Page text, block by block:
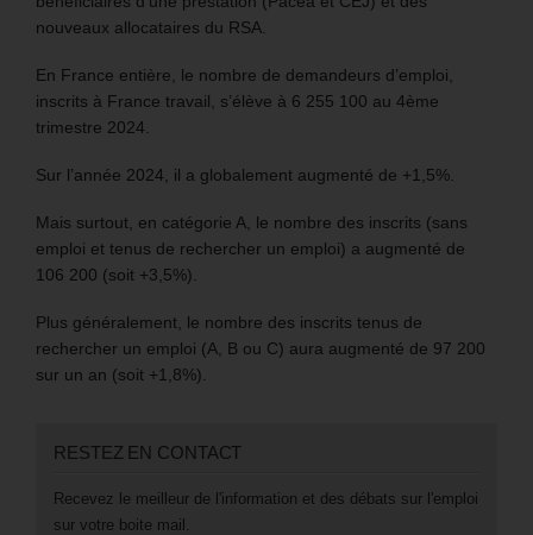
nouveaux allocataires du RSA.
En France entière, le nombre de demandeurs d’emploi,
inscrits à France travail, s’élève à 6 255 100 au 4ème
trimestre 2024.
Sur l’année 2024, il a globalement augmenté de +1,5%.
Mais surtout, en catégorie A, le nombre des inscrits (sans
emploi et tenus de rechercher un emploi) a augmenté de
106 200 (soit +3,5%).
Plus généralement, le nombre des inscrits tenus de
rechercher un emploi (A, B ou C) aura augmenté de 97 200
sur un an (soit +1,8%).
RESTEZ EN CONTACT
Recevez le meilleur de l'information et des débats sur l'emploi
sur votre boite mail.